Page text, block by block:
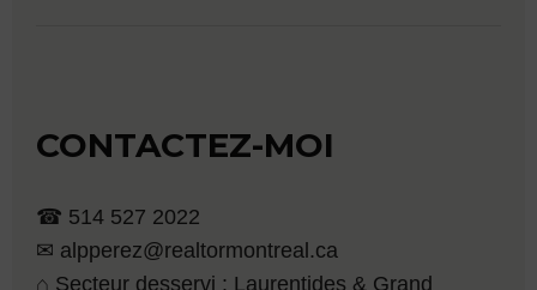
CONTACTEZ-MOI
☎ 514 527 2022
✉ alpperez@realtormontreal.ca
⌂ Secteur desservi : Laurentides & Grand